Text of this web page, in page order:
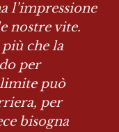
l’impressione
nostre vite.
più che la
per
può
per
bisogna